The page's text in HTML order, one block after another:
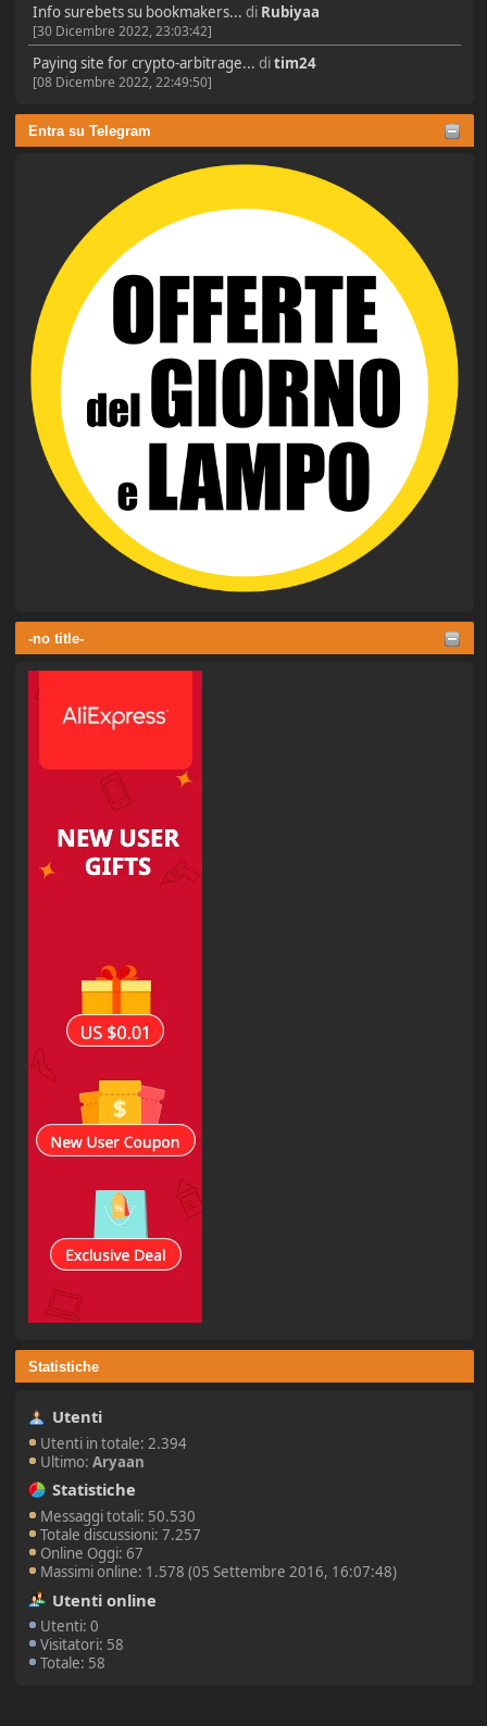
Info surebets su bookmakers... di Rubiyaa
[30 Dicembre 2022, 23:03:42]
Paying site for crypto-arbitrage... ditim24
[08 Dicembre 2022, 22:49:50]
Entra su Telegram
-no title-
Statistiche
Utenti
Utenti in totale: 2.394
Ultimo:Aryaan
Statistiche
Messaggi totali: 50.530
Totale discussioni: 7.257
Online Oggi: 67
Massimi online: 1.578 (05 Settembre 2016, 16:07:48)
Utenti online
Utenti: 0
Visitatori: 58
Totale: 58